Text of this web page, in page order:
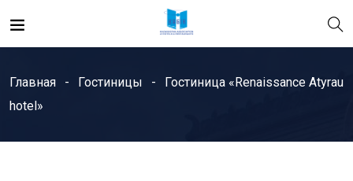
Главная Гостиницы
Гостиница «Renaissance Atyrau
hotel»